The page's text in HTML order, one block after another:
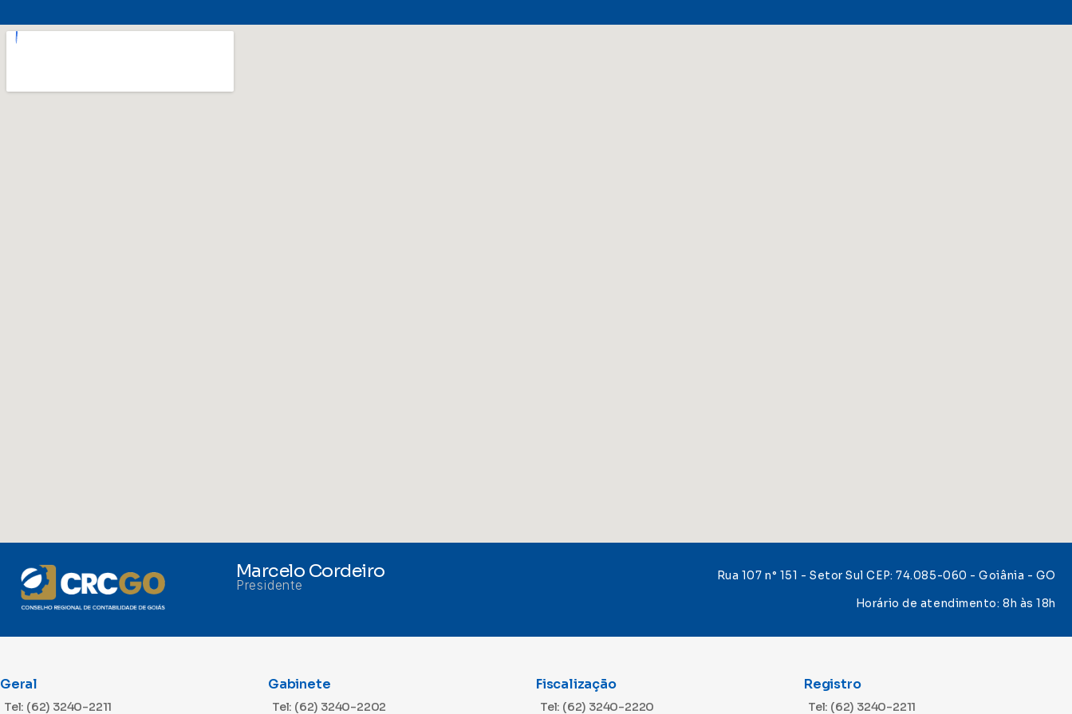
Marcelo Cordeiro
Presidente
Rua 107 n° 151 - Setor Sul CEP: 74.085-060 - Goiânia - GO
Horário de atendimento: 8h às 18h
Geral
Tel: (62) 3240-2211
Gabinete
Tel: (62) 3240-2202
Fiscalização
Tel: (62) 3240-2220
Registro
Tel: (62) 3240-2211